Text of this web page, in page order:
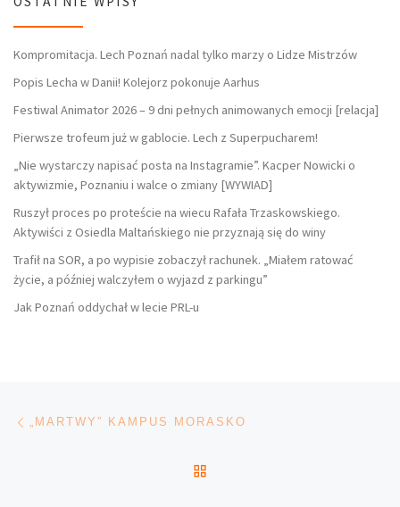
Kompromitacja. Lech Poznań nadal tylko marzy o Lidze Mistrzów
Popis Lecha w Danii! Kolejorz pokonuje Aarhus
Festiwal Animator 2026 – 9 dni pełnych animowanych emocji [relacja]
Pierwsze trofeum już w gablocie. Lech z Superpucharem!
„Nie wystarczy napisać posta na Instagramie”. Kacper Nowicki o
aktywizmie, Poznaniu i walce o zmiany [WYWIAD]
Ruszył proces po proteście na wiecu Rafała Trzaskowskiego.
Aktywiści z Osiedla Maltańskiego nie przyznają się do winy
Trafił na SOR, a po wypisie zobaczył rachunek. „Miałem ratować
życie, a później walczyłem o wyjazd z parkingu”
Jak Poznań oddychał w lecie PRL-u
Nawigacja wpisu
„MARTWY” KAMPUS MORASKO